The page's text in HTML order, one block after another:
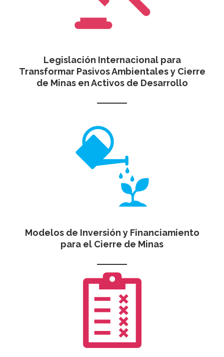
Legislación Internacional para
Transformar Pasivos Ambientales y Cierre
de Minas en Activos de Desarrollo
Modelos de Inversión y Financiamiento
para el Cierre de Minas